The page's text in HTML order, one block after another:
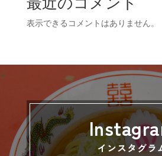
表示できるコメントはありません。
インスタグラ